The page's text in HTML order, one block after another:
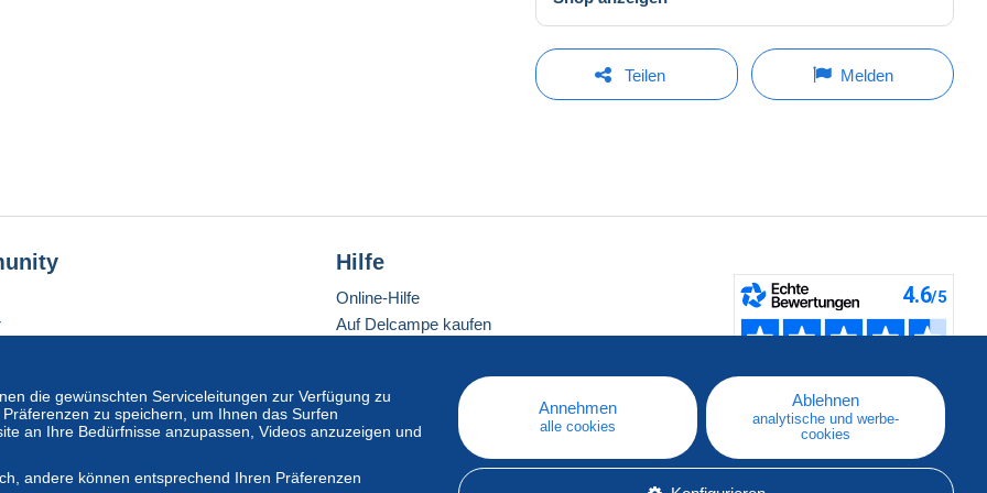
Teilen Melden
die gewünschten Serviceleitungen zur Verfügung zu
zu speichern, um Ihnen das Surfen
an Ihre Bedürfnisse anzupassen, Videos anzuzeigen und
andere können entsprechend Ihren Präferenzen
Annehmen
alle cookies
Ablehnen
analytische und werbe-
cookies
Hilfe
Online-Hilfe
Auf Delcampe kaufen
Eine sichere Website